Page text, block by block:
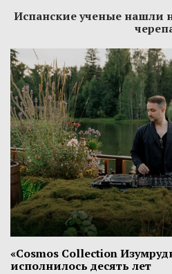
Испанские ученые нашли
«Cosmos Collection
исполнилось десять лет